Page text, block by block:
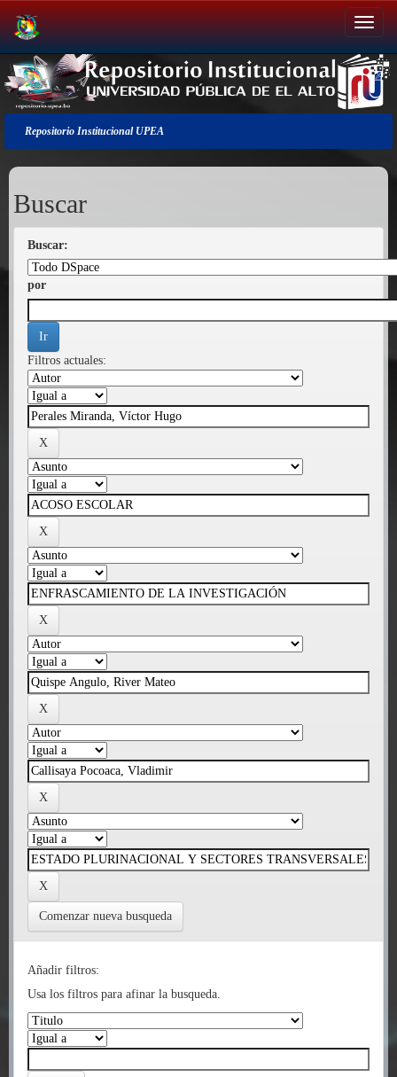
Salir
de
la
navegación
Repositorio Institucional UPEA
Buscar
Buscar:
por
Filtros actuales:
Comenzar nueva busqueda
Añadir filtros:
Usa los filtros para afinar la busqueda.